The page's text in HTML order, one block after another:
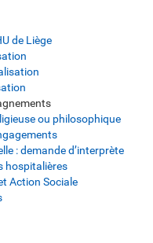
de Liège
ou philosophique
: demande d’interprète
hospitalières
Action Sociale